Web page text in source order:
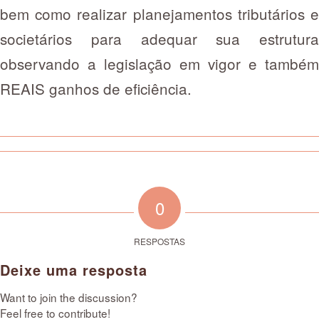
bem como realizar planejamentos tributários e
societários para adequar sua estrutura
observando a legislação em vigor e também
REAIS ganhos de eficiência.
0
RESPOSTAS
Deixe uma resposta
Want to join the discussion?
Feel free to contribute!